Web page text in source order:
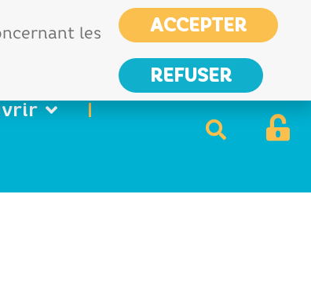
France services
Nous
contacter
les
ACCEPTER
REFUSER